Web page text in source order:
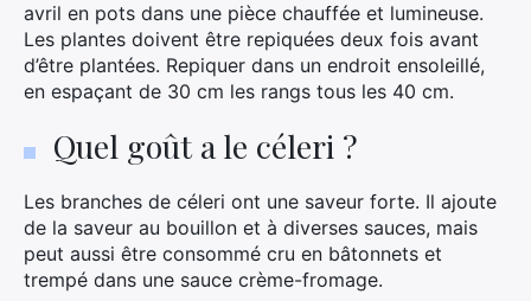
avril en pots dans une pièce chauffée et lumineuse.
Les plantes doivent être repiquées deux fois avant
d’être plantées. Repiquer dans un endroit ensoleillé,
en espaçant de 30 cm les rangs tous les 40 cm.
Quel goût a le céleri ?
Les branches de céleri ont une saveur forte. Il ajoute
de la saveur au bouillon et à diverses sauces, mais
peut aussi être consommé cru en bâtonnets et
trempé dans une sauce crème-fromage.